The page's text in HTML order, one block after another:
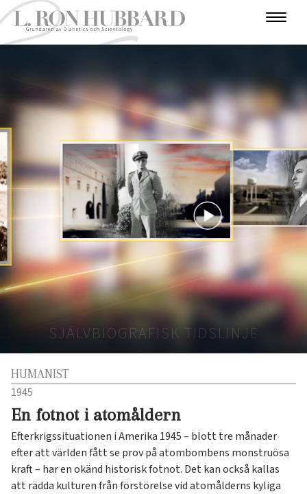
TITTA PÅ VIDEON
N
T
R
O
D
U
K
T
N
H
U
M
A
I
S
T
K
R
G
S
Å
R
E
N
R
F
A
T
T
A
R
U
N
I
V
E
R
S
T
Ä
V
E
N
Y
R
A
R
E
F
Ä
R
R
N
S
T
E
T
I
D
I
G
A
Å
R
SJÄLVBIOGRAFISK TIDSLINJE
HUMANIST
1945
En fotnot i atomåldern
Efterkrigssituationen i Amerika 1945 – blott tre månader
efter att världen fått se prov på atombombens monstruösa
kraft – har en okänd historisk fotnot. Det kan också kallas
att rädda kulturen från förstörelse vid atomålderns kyliga